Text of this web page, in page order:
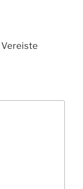
Vereiste